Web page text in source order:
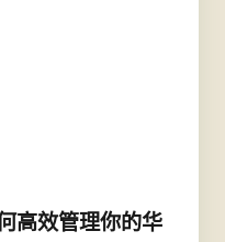
高效管理你的华